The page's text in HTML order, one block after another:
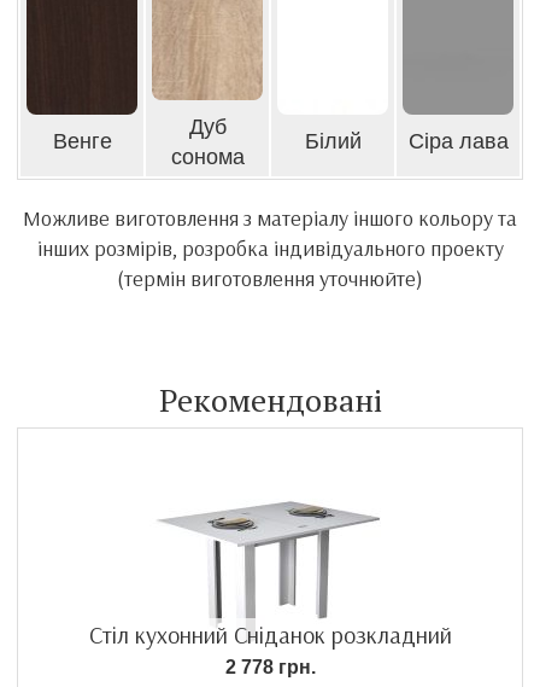
Венге
Дуб
сонома
Білий Сіра лава
Можливе виготовлення з матеріалу іншого кольору та
інших розмірів, розробка індивідуального проекту
(термін виготовлення уточнюйте)
Рекомендовані
Стіл кухонний Сніданок розкладний
2 778 грн.